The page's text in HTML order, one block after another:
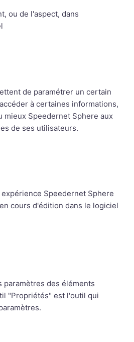
ou de l'aspect, dans
de paramétrer un certain
à certaines informations,
mieux Speedernet Sphere aux
de ses utilisateurs.
Speedernet Sphere
cours d'édition dans le logiciel
paramètres des éléments
"Propriétés" est l'outil qui